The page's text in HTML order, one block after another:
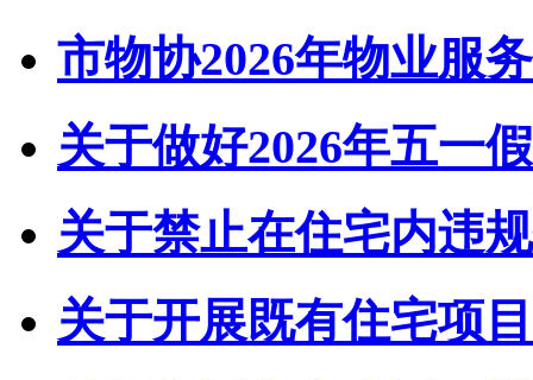
市物协2026年物业服
关于做好2026年五一
关于禁止在住宅内违
关于开展既有住宅项